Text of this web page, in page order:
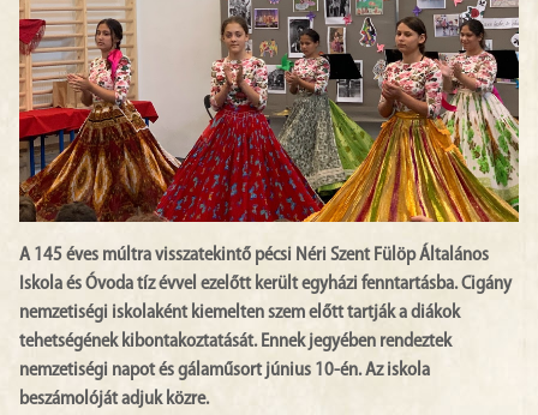
A 145 éves múltra visszatekintő pécsi Néri Szent Fülöp Általános
Iskola és Óvoda tíz évvel ezelőtt került egyházi fenntartásba. Cigány
nemzetiségi iskolaként kiemelten szem előtt tartják a diákok
tehetségének kibontakoztatását. Ennek jegyében rendeztek
nemzetiségi napot és gálaműsort június 10-én. Az iskola
beszámolóját adjuk közre.